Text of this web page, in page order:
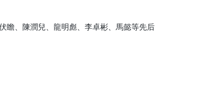
瞻、陳潤兒、龍明彪、李卓彬、馬懿等先后